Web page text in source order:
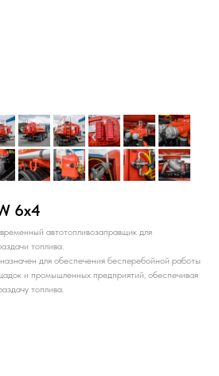
6x4
автотопливозаправщик для
топлива.
для обеспечения бесперебойной работы
и промышленных предприятий, обеспечивая
топлива.